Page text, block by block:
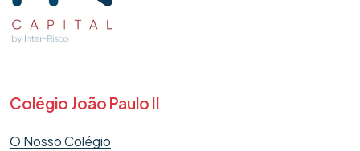
Colégio João Paulo II
O Nosso Colégio